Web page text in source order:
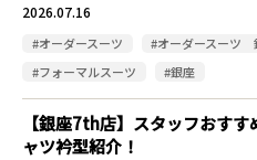
2026.07.16
#オーダースーツ
#オーダースーツ
#フォーマルスーツ
#銀座
【銀座7th店】スタッフおすす
ャツ衿型紹介！